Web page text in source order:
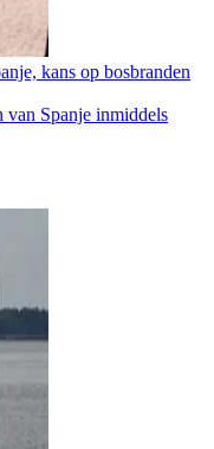
kans op bosbranden
van Spanje inmiddels